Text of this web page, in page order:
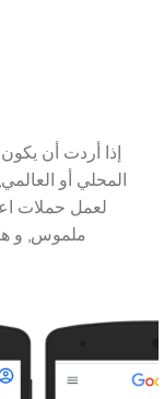
إذا أردت أن
المحلي أو
لعمل حملات
ملموس, و